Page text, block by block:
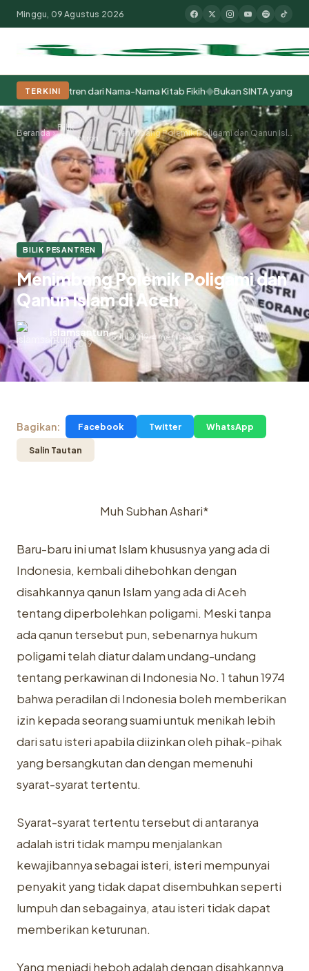
Populer:Moderasi BeragamaKhutbah JumatPesantrenTokoh
Minggu, 09 Agustus 2026
TERKINI
Pesantren dari Nama-Nama Kitab Fikih◆Bukan SINTA yang
Beranda
Bilik
Pesantren
Menimbang Polemik Poligami dan Qanun Islam di Aceh
BILIK PESANTREN
Menimbang Polemik Poligami dan
Qanun Islam di Aceh
islamsantun
15 Juli 2019
15 Jul 2019.4 menit baca
Bagikan: Facebook Twitter WhatsApp
Salin Tautan
Muh Subhan Ashari*
Baru-baru ini umat Islam khususnya yang ada di
Indonesia, kembali dihebohkan dengan
disahkannya qanun Islam yang ada di Aceh
tentang diperbolehkan poligami. Meski tanpa
ada qanun tersebut pun, sebenarnya hukum
poligami telah diatur dalam undang-undang
tentang perkawinan di Indonesia No. 1 tahun 1974
bahwa peradilan di Indonesia boleh memberikan
izin kepada seorang suami untuk menikah lebih
dari satu isteri apabila diizinkan oleh pihak-pihak
yang bersangkutan dan dengan memenuhi
syarat-syarat tertentu.
Syarat-syarat tertentu tersebut di antaranya
adalah istri tidak mampu menjalankan
kewajibannya sebagai isteri, isteri mempunyai
penyakit yang tidak dapat disembuhkan seperti
lumpuh dan sebagainya, atau isteri tidak dapat
memberikan keturunan.
Yang menjadi heboh adalah dengan disahkannya